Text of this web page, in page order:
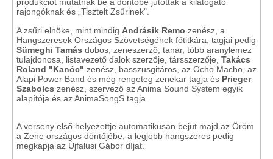
rajongóknak és „Tisztelt Zsűrinek".
A zsűri elnöke, mint mindig Andrásik Remo zenész, a
Hangszeresek Országos Szövetségének főtitkára, tagjai pedig
Sümeghi Tamás dobos, zeneszerző, tanár, több aranylemez
tulajdonosa, listavezető dalok szerzője, társszerzője, Takács
Roland "Kanóc" zenész, basszusgitáros, az Ocho Macho, az
Alapi Power Band és még rengeteg zenekar tagja és Prieger
Szabolcs zenész, szervező az Anima Sound System egyik
alapítója és az AnimaSongS tagja.
A verseny első helyezettje automatikusan bejut majd az Öröm
a Zene országos döntőjébe, a legjobb hangszeres pedig
megkapja az Újfalusi Gábor díjat.